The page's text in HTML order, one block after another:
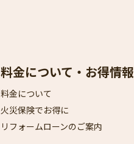
料金について・お得情報
料金について
火災保険でお得に
リフォームローンのご案内